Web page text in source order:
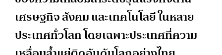
เศรษฐกิจ สังคม และเทคโนโลยี ในหลาย
ประเทศทั่วโลก โดยเฉพาะประเทศที่ความ